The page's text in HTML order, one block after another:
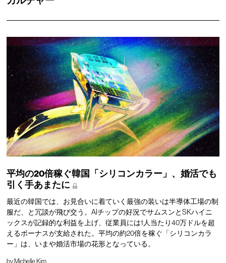
平均の20倍稼ぐ韓国「シリコンカラー」、婚活でも
引く手あまたに
最近の韓国では、お見合いに着ていく最強の装いは半導体工場の制
服だ、と冗談が飛び交う。AIチップの好況でサムスンとSKハイニ
ックスが記録的な利益を上げ、従業員には1人当たり40万ドルを超
えるボーナスが支給された。平均の約20倍を稼ぐ「シリコンカラ
ー」は、いまや婚活市場の花形となっている。
by Michelle Kim